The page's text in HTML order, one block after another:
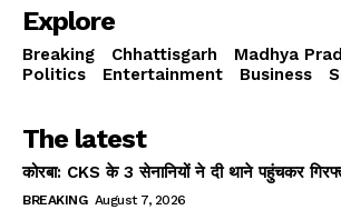
Explore
Breaking Chhattisgarh Madhya
Politics
Entertainment Business
The latest
कोरबा: CKS के 3 सेनानियों ने दी थाने पहुंचकर
BREAKING August 7, 2026